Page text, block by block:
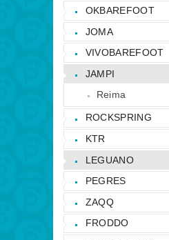
OKBAREFOOT
JOMA
VIVOBAREFOOT
JAMPI
Reima
ROCKSPRING
KTR
LEGUANO
PEGRES
ZAQQ
FRODDO